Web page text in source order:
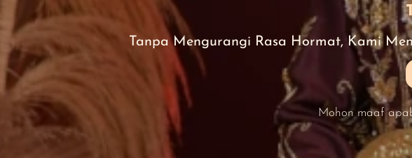
Tanpa Mengurangi Rasa Hormat, Kami
Mohon maaf
Roji
Jumat, 24 Mei 2024